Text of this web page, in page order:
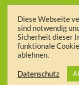
Diese Webseite
sind notwendig
Sicherheit dieser
funktionale
ablehnen.
Datenschutz